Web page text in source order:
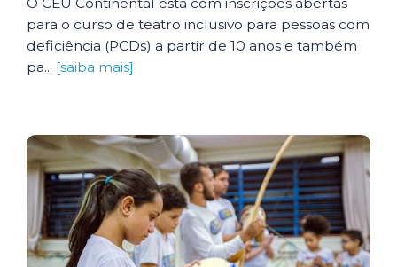
para o curso de teatro inclusivo para pessoas com
deficiência (PCDs) a partir de 10 anos e também
pa... [saiba mais]